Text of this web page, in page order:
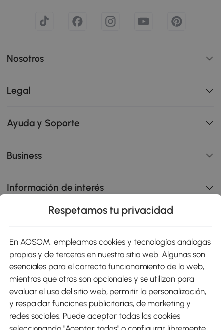
Nosotros
Legal
Ayuda y Soporte
Business
Información de interés
Métodos de Pago
Envíos
Respetamos tu privacidad
En AOSOM, empleamos cookies y tecnologías análogas
propias y de terceros en nuestro sitio web. Algunas son
esenciales para el correcto funcionamiento de la web,
mientras que otras son opcionales y se utilizan para
evaluar el uso del sitio web, permitir la personalización,
y respaldar funciones publicitarias, de marketing y
redes sociales. Puede aceptar todas las cookies
seleccionando "Aceptar todas" o configurar libremente